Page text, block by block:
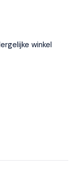
winkel